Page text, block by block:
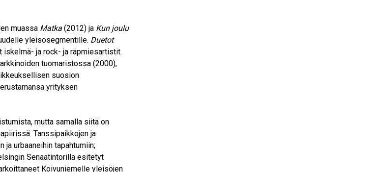
muassa Matka (2012) ja Kun joulu
yleisösegmentille. Duetot
ja rock- ja räpmiesartistit.
tuomaristossa (2000),
suosion
yrityksen
mutta samalla siitä on
Tanssipaikkojen ja
urbaaneihin tapahtumiin;
Senaatintorilla esitetyt
Koivuniemelle yleisöjen